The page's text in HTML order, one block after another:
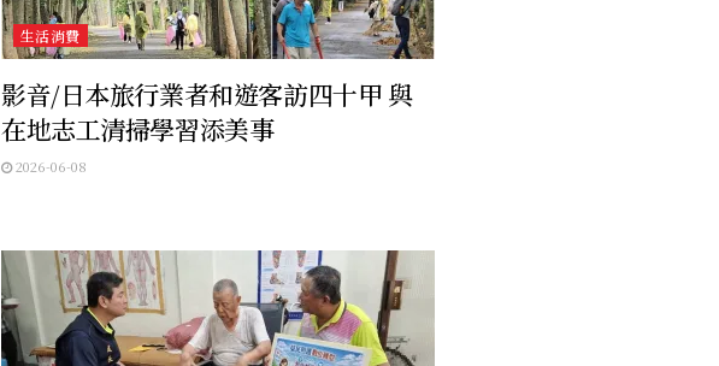
生活消費
影音/日本旅行業者和遊客訪四十甲 與
在地志工清掃學習添美事
2026-06-08